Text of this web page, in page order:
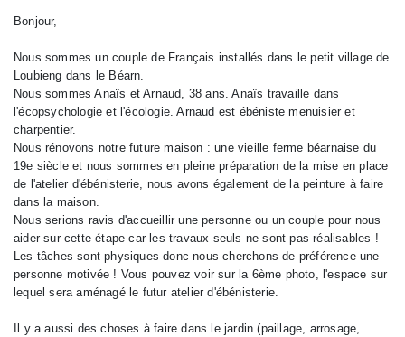
Bonjour,
Nous sommes un couple de Français installés dans le petit village de
Loubieng dans le Béarn.
Nous sommes Anaïs et Arnaud, 38 ans. Anaïs travaille dans
l'écopsychologie et l'écologie. Arnaud est ébéniste menuisier et
charpentier.
Nous rénovons notre future maison : une vieille ferme béarnaise du
19e siècle et nous sommes en pleine préparation de la mise en place
de l'atelier d'ébénisterie, nous avons également de la peinture à faire
dans la maison.
Nous serions ravis d'accueillir une personne ou un couple pour nous
aider sur cette étape car les travaux seuls ne sont pas réalisables !
Les tâches sont physiques donc nous cherchons de préférence une
personne motivée ! Vous pouvez voir sur la 6ème photo, l'espace sur
lequel sera aménagé le futur atelier d'ébénisterie.
Il y a aussi des choses à faire dans le jardin (paillage, arrosage,